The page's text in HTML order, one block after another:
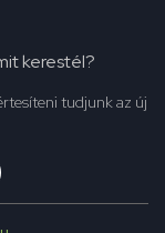
kerestél?
tudjunk az új